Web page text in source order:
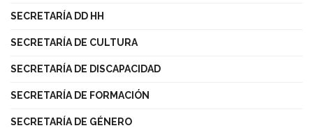
SECRETARÍA DD HH
SECRETARÍA DE CULTURA
SECRETARÍA DE DISCAPACIDAD
SECRETARÍA DE FORMACIÓN
SECRETARÍA DE GÉNERO